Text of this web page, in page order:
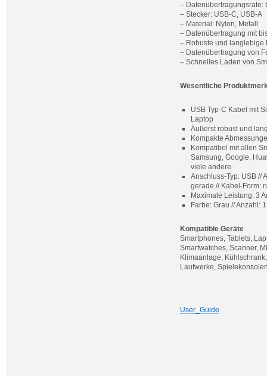
– Datenübertragungsrate:
– Stecker: USB-C, USB-A
– Material: Nylon, Metall
– Datenübertragung mit
– Robuste und langlebige
– Datenübertragung von
– Schnelles Laden von
Wesentliche
USB Typ-C Kabel mit
Laptop
Äußerst robust und
Kompakte
Kompatibel mit allen
Samsung, Google,
viele andere
Anschluss-Typ: USB //
gerade // Kabel-Form:
Maximale Leistung: 3
Farbe: Grau // Anzahl:
Kompatible Geräte
Smartphones, Tablets,
Smartwatches, Scanner,
Klimaanlage,
Laufwerke,
User_Guide